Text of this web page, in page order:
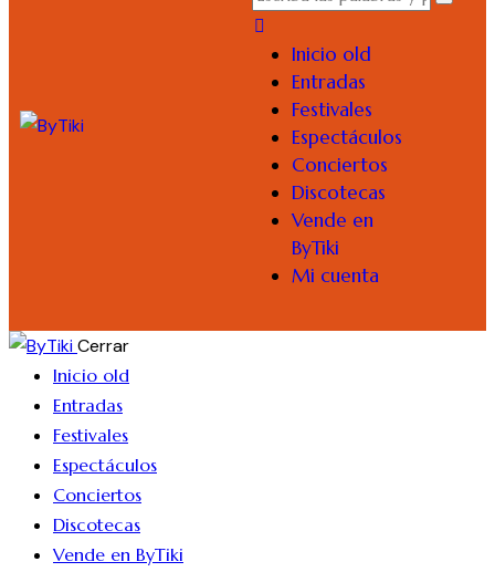
Inicio old
Entradas
Festivales
Espectáculos
Conciertos
Discotecas
Vende en
ByTiki
Mi cuenta
Cerrar
Inicio old
Entradas
Festivales
Espectáculos
Conciertos
Discotecas
Vende en ByTiki